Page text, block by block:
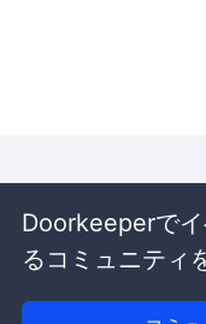
Doorkeeperで
るコミュニティ